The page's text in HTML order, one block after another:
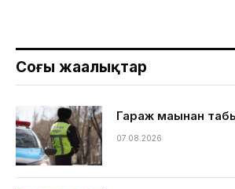
Соңғы жаңалықтар
Гараж маңынан
07.08.2026